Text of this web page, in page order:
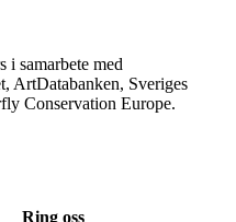
i samarbete med
ArtDatabanken, Sveriges
Conservation Europe.
Ring oss